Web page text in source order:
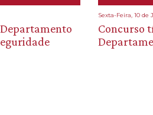
Sexta-Feira, 10 de
Concurso